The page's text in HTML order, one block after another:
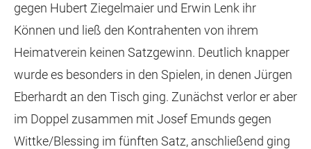
gegen Hubert Ziegelmaier und Erwin Lenk ihr
Können und ließ den Kontrahenten von ihrem
Heimatverein keinen Satzgewinn. Deutlich knapper
wurde es besonders in den Spielen, in denen Jürgen
Eberhardt an den Tisch ging. Zunächst verlor er aber
im Doppel zusammen mit Josef Emunds gegen
Wittke/Blessing im fünften Satz, anschließend ging